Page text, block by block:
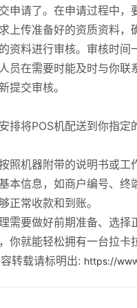
申请了。在申请过程中，
上传准备好的资质资料，
资料进行审核。审核时间
员在需要时能及时与你
提交审核。
排将POS机配送到你指定
照机器附带的说明书或
本信息，如商户编号、
正常收款和到账。
需要做好前期准备、选
你就能轻松拥有一台拉卡
转载请标明出: https://